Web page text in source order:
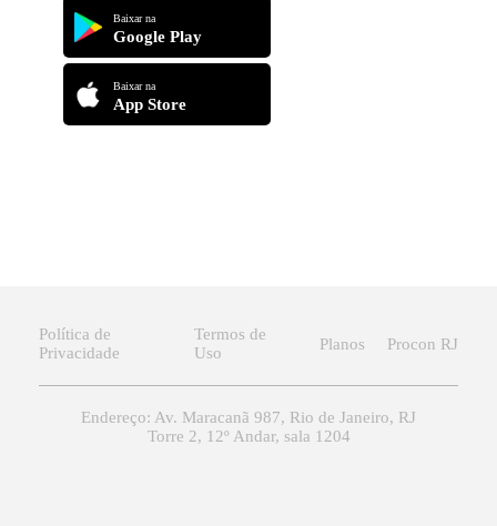
Baixar na
Google Play
Baixar na
App Store
Política de
Privacidade
Termos de
Uso
Planos Procon RJ
Endereço: Av. Maracanã 987, Rio de Janeiro, RJ
Torre 2, 12º Andar, sala 1204